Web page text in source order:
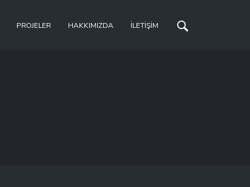
PROJELER HAKKIMIZDA İLETIŞIM